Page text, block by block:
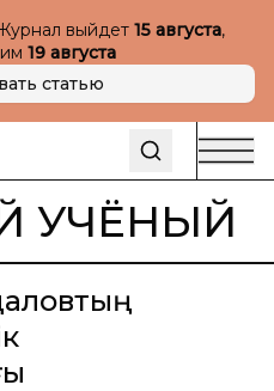
выйдет 15 августа,
19 августа
статью
УЧЁНЫЙ